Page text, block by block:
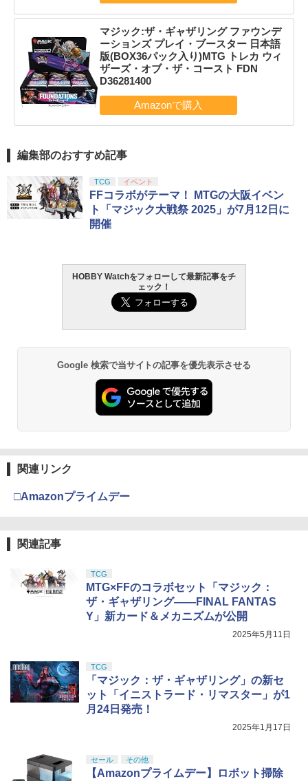
マジック:ザ・ギャザリング ファウンデ
ーションズ プレイ・ブースター 日本語
版(BOX36パック入り)MTG トレカ ウィ
ザーズ・オブ・ザ・コースト FDN
D36281400
編集部のおすすめ記事
TCG イベント
FFコラボがテーマ！ MTGの大阪イベン
ト「マジック大戦祭 2025」が7月12日に
開催
HOBBY Watchをフォローして最新記事をチ
ェック！
Google 検索で当サイトの記事を優先表示させる
関連リンク
□Amazonプライムデー
関連記事
TCG
MTG×FFのコラボセット「マジック：
ザ・ギャザリング——FINAL FANTAS
Y」新カード＆メカニズムが公開
2025年5月11日
TCG
「マジック：ザ・ギャザリング」の新セ
ット「イニストラード・リマスター」が1
月24日発売！
2025年1月17日
セール その他
【Amazonプライムデー】ロボット掃除